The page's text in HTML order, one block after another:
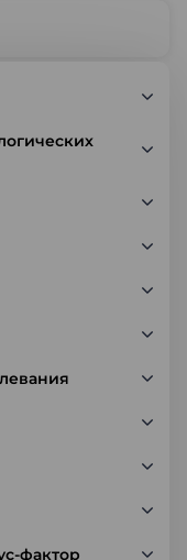
фактор